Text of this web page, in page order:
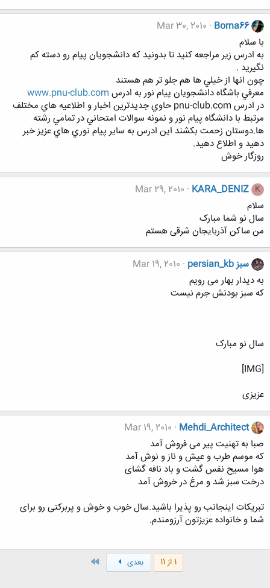
Borna66
Mar 30, 2010
با سلام
به ادرس زير مراجعه كنيد تا بدونيد كه دانشجويان پيام رو دسته كم
نگيريد .
چون انها از خيلي ها هم جلو تر هم هستند
معرفي باشگاه دانشجويان پيام نور به ادرس www.pnu-club.com
در ادرس pnu-club.com حاوي جديدترين اخبار و اطلاعيه هاي مختلف
مرتبط با دانشگاه پيام نور و نمونه سوالات امتحاني در تمامي رشته
ها.دوستان زحمت بكشند اين ادرس به ساير پيام نوري هاي عزيز خبر
دهيد و اطلاع دهيد.
روزگار خوش
K
KARA_DENIZ
Mar 29, 2010
سلام
سال نو شما مبارک
من ساکن آذربایجان شرقی هستم
persian_kb سبز
Mar 19, 2010
به دیدار بهار می رویم
که سبز بودنش جرم نیست
سال نو مبارک
[IMG]
عزیزی
Mehdi_Architect
Mar 19, 2010
صبا به تهنیت پیر می فروش آمد
که موسم طرب و عیش و ناز و نوش آمد
هوا مسیح نفس گشت و باد نافه گشای
درخت سبز شد و مرغ در خروش آمد
تبریکات اینجانب رو پذیرا باشید.سال خوب و خوش و پربرکتی رو برای
شما و خانواده عزیزتون آرزومندم.
1 از 11 بعدی